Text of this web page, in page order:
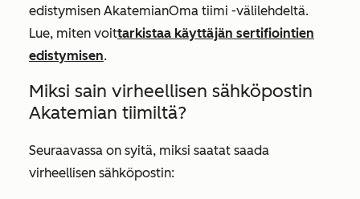
edistymisen AkatemianOma tiimi -välilehdeltä.
Lue, miten voittarkistaa käyttäjän sertifiointien
edistymisen.
Miksi sain virheellisen sähköpostin
Akatemian tiimiltä?
Seuraavassa on syitä, miksi saatat saada
virheellisen sähköpostin: